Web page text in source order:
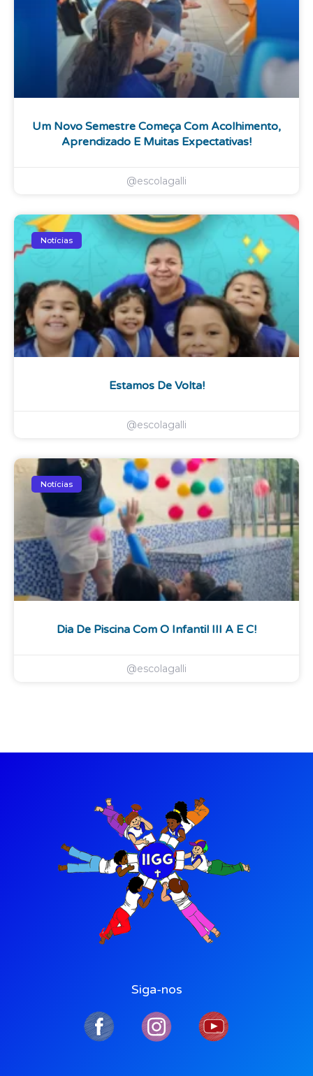
Um Novo Semestre Começa Com Acolhimento,
Aprendizado E Muitas Expectativas!
@escolagalli
Notícias
Estamos De Volta!
@escolagalli
Notícias
Dia De Piscina Com O Infantil III A E C!
@escolagalli
Siga-nos